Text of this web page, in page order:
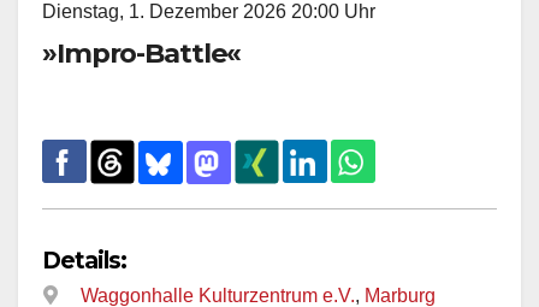
Dienstag, 1. Dezember 2026 20:00 Uhr
»Impro-Battle«
Details:
Waggonhalle Kulturzentrum e.V., Marburg